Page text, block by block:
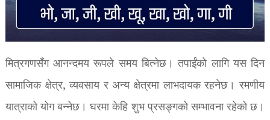
मित्रगणसँग आनन्दमय रूपले समय बित्नेछ। तपाईंको लागि यस दिन
सामाजिक क्षेत्र, व्यवसाय र अन्य क्षेत्रमा लाभदायक रहनेछ। रमणीय
यात्राको योग बन्नेछ। घरमा केहि शुभ प्रसङ्गको सम्भावना रहेको छ।